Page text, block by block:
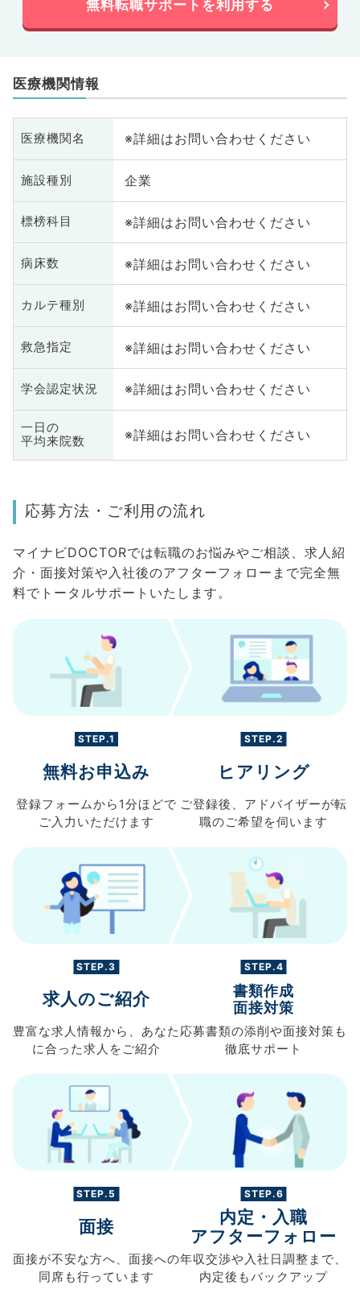
無料転職サポートを利用する
医療機関情報
医療機関名 ※詳細はお問い合わせください
施設種別 企業
標榜科目 ※詳細はお問い合わせください
病床数 ※詳細はお問い合わせください
カルテ種別 ※詳細はお問い合わせください
救急指定 ※詳細はお問い合わせください
学会認定状況 ※詳細はお問い合わせください
一日の
平均来院数
※詳細はお問い合わせください
応募方法・ご利用の流れ
マイナビDOCTORでは転職のお悩みやご相談、求人紹
介・面接対策や入社後のアフターフォローまで完全無
料でトータルサポートいたします。
STEP.1
無料お申込み
登録フォームから 1分ほどで
ご入力 いただけます
STEP.2
ヒアリング
ご登録後、 アドバイザーが転
職のご希望を伺います
STEP.3
求人のご紹介
豊富な求人情報から、 あなた
に合った求人を ご紹介
STEP.4
書類作成
面接対策
応募書類の添削や面接対策も
徹底サポート
STEP.5
面接
面接が不安な方へ、 面接への
同席も行っています
STEP.6
内定・入職
アフターフォロー
年収交渉や入社日調整まで、
内定後もバックアップ